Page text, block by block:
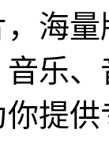
海
乐
提供